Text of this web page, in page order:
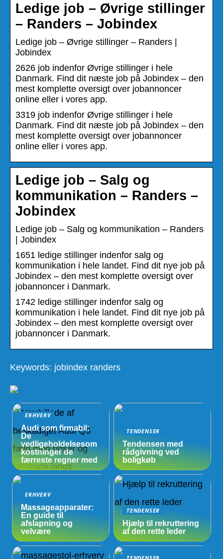
Ledige job – Øvrige stillinger
– Randers – Jobindex
Ledige job – Øvrige stillinger – Randers |
Jobindex
2626 job indenfor Øvrige stillinger i hele
Danmark. Find dit næste job på Jobindex – den
mest komplette oversigt over jobannoncer
online eller i vores app.
3319 job indenfor Øvrige stillinger i hele
Danmark. Find dit næste job på Jobindex – den
mest komplette oversigt over jobannoncer
online eller i vores app.
Ledige job – Salg og
kommunikation – Randers –
Jobindex
Ledige job – Salg og kommunikation – Randers
| Jobindex
1651 ledige stillinger indenfor salg og
kommunikation i hele landet. Find dit nye job på
Jobindex – den mest komplette oversigt over
jobannoncer i Danmark.
1742 ledige stillinger indenfor salg og
kommunikation i hele landet. Find dit nye job på
Jobindex – den mest komplette oversigt over
jobannoncer i Danmark.
Keywords: jobindex randers
ERHVERV
Audi som firmabil:
De
vedligeholdelsesom
kostninger de
færreste regner med
TENDENSER
Tendensen med
rådgivning ved
boligkøb
ERHVERV
Massageapparater:
En guide til
afslapning og
velvære
TENDENSER
Hjælp til rekruttering
af den rette leder